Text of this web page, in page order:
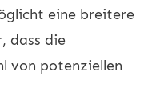
eine breitere
dass die
von potenziellen